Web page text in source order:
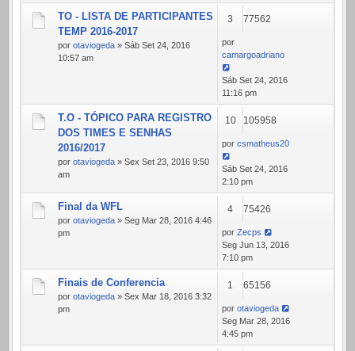
TO - LISTA DE PARTICIPANTES
TEMP 2016-2017
por otaviogeda » Sáb Set 24, 2016
10:57 am
3 77562
por
camargoadriano
Sáb Set 24, 2016
11:16 pm
T.O - TÓPICO PARA REGISTRO
DOS TIMES E SENHAS
2016/2017
por otaviogeda » Sex Set 23, 2016 9:50
am
10 105958
por csmatheus20
Sáb Set 24, 2016
2:10 pm
Final da WFL
por otaviogeda » Seg Mar 28, 2016 4:46
pm
4 75426
por Zecps
Seg Jun 13, 2016
7:10 pm
Finais de Conferencia
por otaviogeda » Sex Mar 18, 2016 3:32
pm
1 65156
por otaviogeda
Seg Mar 28, 2016
4:45 pm